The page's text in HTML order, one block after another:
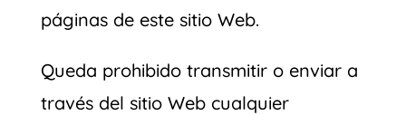
páginas de este sitio Web.
Queda prohibido transmitir o enviar a
través del sitio Web cualquier